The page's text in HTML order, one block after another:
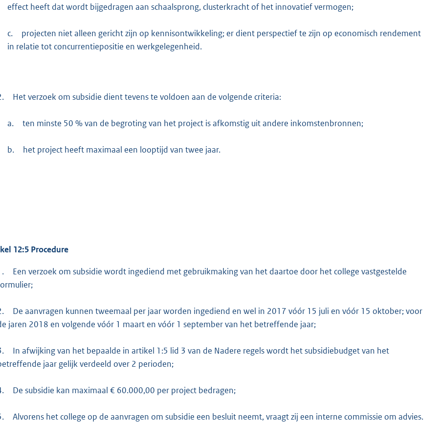
effect heeft dat wordt bijgedragen aan schaalsprong, clusterkracht of het innovatief vermogen;
c.
projecten niet alleen gericht zijn op kennisontwikkeling; er dient perspectief te zijn op economisch rendement
in relatie tot concurrentiepositie en werkgelegenheid.
Het verzoek om subsidie dient tevens te voldoen aan de volgende criteria:
a. ten minste 50 % van de begroting van het project is afkomstig uit andere inkomstenbronnen;
b. het project heeft maximaal een looptijd van twee jaar.
12:5 Procedure
Een verzoek om subsidie wordt ingediend met gebruikmaking van het daartoe door het college vastgestelde
De aanvragen kunnen tweemaal per jaar worden ingediend en wel in 2017 vóór 15 juli en vóór 15 oktober; voor
jaren 2018 en volgende vóór 1 maart en vóór 1 september van het betreffende jaar;
In afwijking van het bepaalde in artikel 1:5 lid 3 van de Nadere regels wordt het subsidiebudget van het
jaar gelijk verdeeld over 2 perioden;
De subsidie kan maximaal € 60.000,00 per project bedragen;
Alvorens het college op de aanvragen om subsidie een besluit neemt, vraagt zij een interne commissie om advies.